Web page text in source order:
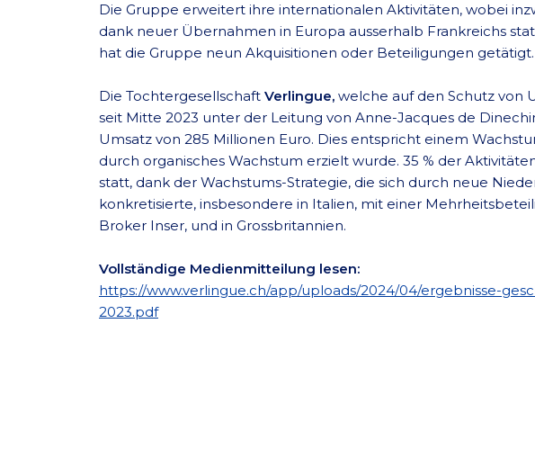
Die Gruppe erweitert ihre internationalen Aktivitäten, wobei
dank neuer Übernahmen in Europa ausserhalb Frankreichs
hat die Gruppe neun Akquisitionen oder Beteiligungen getätigt.
Die Tochtergesellschaft Verlingue, welche auf den Schutz von
seit Mitte 2023 unter der Leitung von Anne-Jacques de
Umsatz von 285 Millionen Euro. Dies entspricht einem
durch organisches Wachstum erzielt wurde. 35 % der
statt, dank der Wachstums-Strategie, die sich durch neue
konkretisierte, insbesondere in Italien, mit einer
Broker Inser, und in Grossbritannien.
Vollständige Medienmitteilung lesen:
https://www.verlingue.ch/app/uploads/2024/04/ergebnisse-
2023.pdf